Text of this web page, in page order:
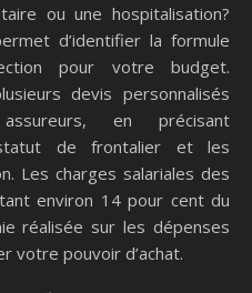
ou une hospitalisation?
d’identifier la formule
pour votre budget.
devis personnalisés
en précisant
de frontalier et les
Les charges salariales des
environ 14 pour cent du
réalisée sur les dépenses
votre pouvoir d’achat.